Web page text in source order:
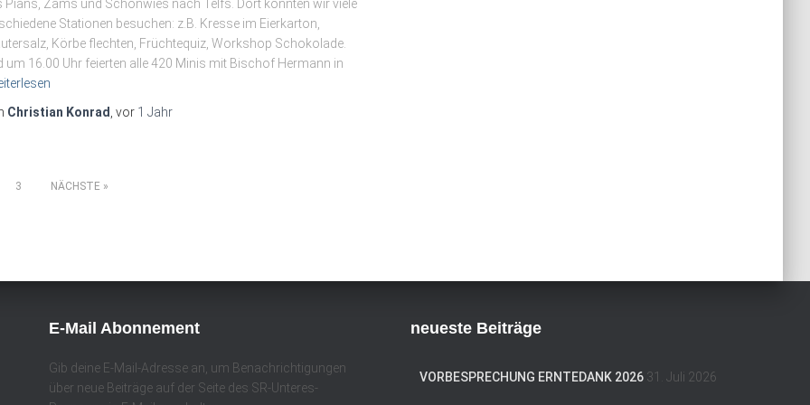
Pians, Zams und Schönwies nach Telfs. Dort konnten wir viele
Stationen besuchen: z.B. Kresse im Eierkarton,
Körbe flechten, Früchtequiz, Workshop Schokolade.
um 16.00 Uhr feierten alle 420 Minis mit Bischof Hermann in
Christian Konrad , vor 1 Jahr
3 NÄCHSTE
E-Mail Abonnement
Gib deine E-Mail-Adresse an, um Benachrichtigungen
über neue Beiträge auf der Seite des SR-Unteres-
neueste Beiträge
VORBESPRECHUNG ERNTEDANK 2026 31. Juli 2026